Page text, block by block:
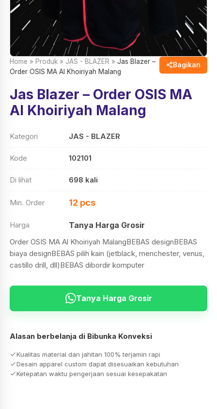
Home » Produk » JAS - BLAZER » Jas Blazer –
Order OSIS MA Al Khoiriyah Malang
Bagikan
Jas Blazer – Order OSIS MA
Al Khoiriyah Malang
Kategori JAS - BLAZER
Kode 102101
Di lihat 698 kali
Min. Order 12 pcs
Harga Tanya Harga Grosir
Order OSIS MA Al Khoiriyah MalangBEBAS designBEBAS
biaya designBEBAS pilih kain (jetblack, menchester, venus,
castillo drill, dll)BEBAS dibordir komputer
Tanya Harga Grosir
Alasan berbelanja di Bibunka Konveksi
Kualitas material dan jahitan 100% terjamin rapi
Desain apparel custom dapat disesuaikan kebutuhan
Ketepatan waktu pengerjaan sesuai kesepakatan